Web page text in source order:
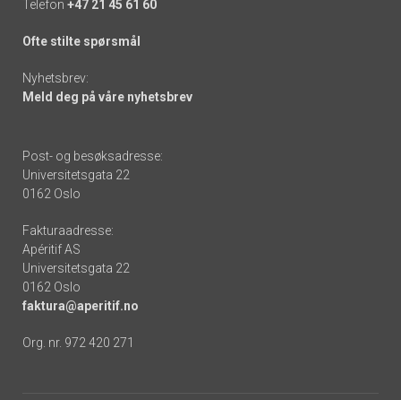
Telefon +47 21 45 61 60
Ofte stilte spørsmål
Nyhetsbrev:
Meld deg på våre nyhetsbrev
Post- og besøksadresse:
Universitetsgata 22
0162 Oslo
Fakturaadresse:
Apéritif AS
Universitetsgata 22
0162 Oslo
faktura@aperitif.no
Org. nr. 972 420 271